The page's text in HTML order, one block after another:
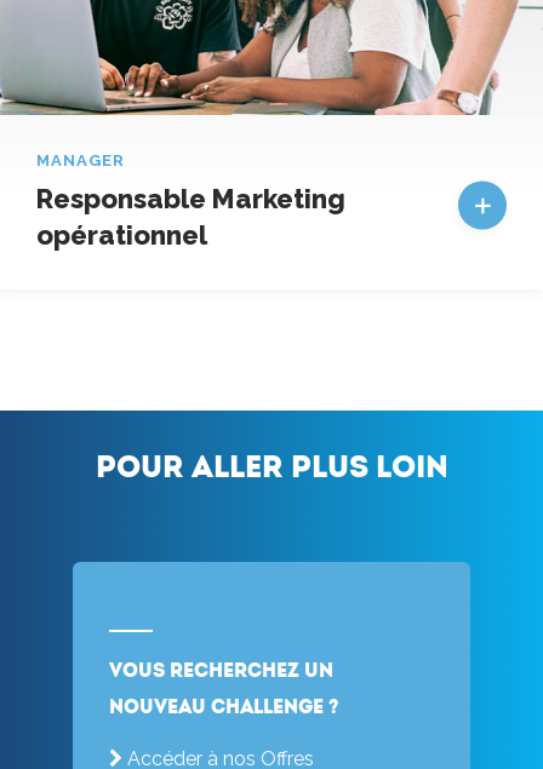
MANAGER
Responsable Marketing
opérationnel
Pour aller plus loin
Vous recherchez un
nouveau challenge ?
Accéder à nos Offres